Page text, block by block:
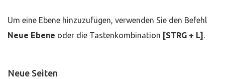
Um eine Ebene hinzuzufügen, verwenden Sie den Befehl
Neue Ebene oder die Tastenkombination [STRG + L] .
Neue Seiten